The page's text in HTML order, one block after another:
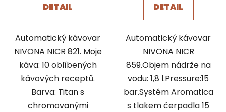
DETAIL
Automatický kávovar
NIVONA NICR 821. Moje
káva: 10 oblíbených
kávových receptů.
Barva: Titan s
chromovanými
DETAIL
Automatický kávovar
NIVONA NICR
859.Objem nádrže na
vodu: 1,8 l.Pressure:15
bar.Systém Aromatica
s tlakem čerpadla 15